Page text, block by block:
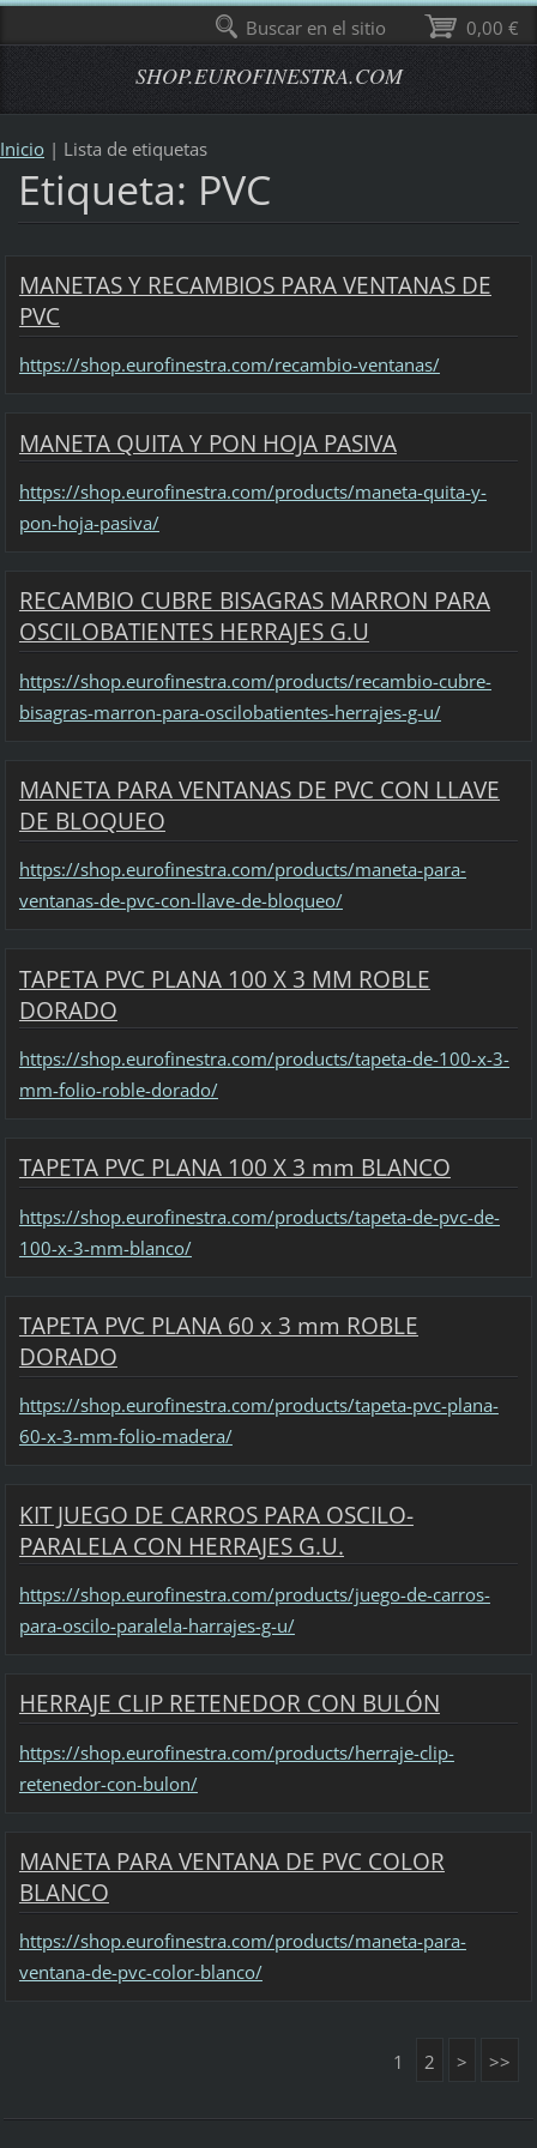
SHOP.EUROFINESTRA.COM
Inicio | Lista de etiquetas
Etiqueta: PVC
MANETAS Y RECAMBIOS PARA VENTANAS DE
PVC
https://shop.eurofinestra.com/recambio-ventanas/
MANETA QUITA Y PON HOJA PASIVA
https://shop.eurofinestra.com/products/maneta-quita-y-
pon-hoja-pasiva/
RECAMBIO CUBRE BISAGRAS MARRON PARA
OSCILOBATIENTES HERRAJES G.U
https://shop.eurofinestra.com/products/recambio-cubre-
bisagras-marron-para-oscilobatientes-herrajes-g-u/
MANETA PARA VENTANAS DE PVC CON LLAVE
DE BLOQUEO
https://shop.eurofinestra.com/products/maneta-para-
ventanas-de-pvc-con-llave-de-bloqueo/
TAPETA PVC PLANA 100 X 3 MM ROBLE
DORADO
https://shop.eurofinestra.com/products/tapeta-de-100-x-3-
mm-folio-roble-dorado/
TAPETA PVC PLANA 100 X 3 mm BLANCO
https://shop.eurofinestra.com/products/tapeta-de-pvc-de-
100-x-3-mm-blanco/
TAPETA PVC PLANA 60 x 3 mm ROBLE
DORADO
https://shop.eurofinestra.com/products/tapeta-pvc-plana-
60-x-3-mm-folio-madera/
KIT JUEGO DE CARROS PARA OSCILO-
PARALELA CON HERRAJES G.U.
https://shop.eurofinestra.com/products/juego-de-carros-
para-oscilo-paralela-harrajes-g-u/
HERRAJE CLIP RETENEDOR CON BULÓN
https://shop.eurofinestra.com/products/herraje-clip-
retenedor-con-bulon/
MANETA PARA VENTANA DE PVC COLOR
BLANCO
https://shop.eurofinestra.com/products/maneta-para-
ventana-de-pvc-color-blanco/
1 2 > >>
0,00 €
Buscar en el sitio